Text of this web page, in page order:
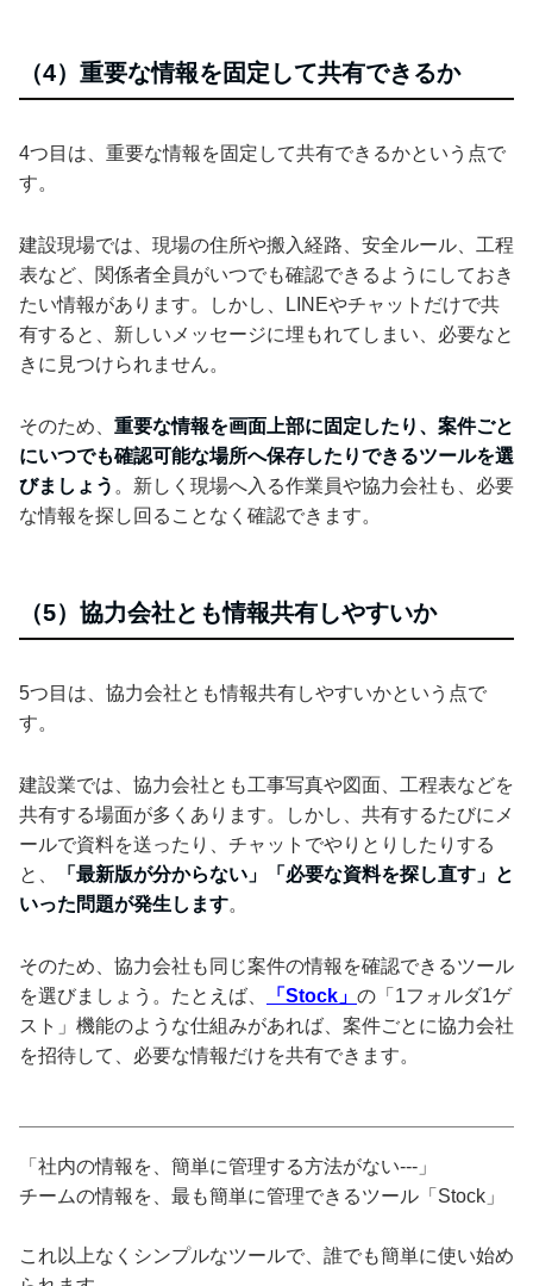
（4）重要な情報を固定して共有できるか
4つ目は、重要な情報を固定して共有できるかという点で
す。
建設現場では、現場の住所や搬入経路、安全ルール、工程
表など、関係者全員がいつでも確認できるようにしておき
たい情報があります。しかし、LINEやチャットだけで共
有すると、新しいメッセージに埋もれてしまい、必要なと
きに見つけられません。
そのため、 重要な情報を画面上部に固定したり、案件ごと
にいつでも確認可能な場所へ保存したりできるツールを選
びましょう 。新しく現場へ入る作業員や協力会社も、必要
な情報を探し回ることなく確認できます。
（5）協力会社とも情報共有しやすいか
5つ目は、協力会社とも情報共有しやすいかという点で
す。
建設業では、協力会社とも工事写真や図面、工程表などを
共有する場面が多くあります。しかし、共有するたびにメ
ールで資料を送ったり、チャットでやりとりしたりする
と、
「最新版が分からない」「必要な資料を探し直す」と
いった問題が発生します。
そのため、協力会社も同じ案件の情報を確認できるツール
を選びましょう。たとえば、
「Stock」 の「1フォルダ1ゲ
スト」機能のような仕組みがあれば、案件ごとに協力会社
を招待して、必要な情報だけを共有できます。
「社内の情報を、簡単に管理する方法がない---」
チームの情報を、最も簡単に管理できるツール「Stock」
これ以上なくシンプルなツールで、誰でも簡単に使い始め